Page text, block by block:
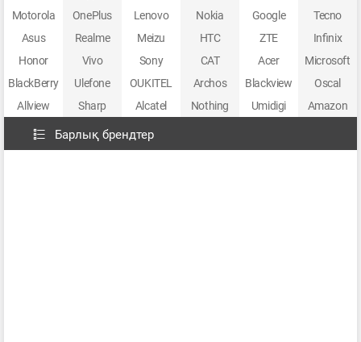
Motorola
OnePlus Lenovo Nokia Google
Tecno
Asus
Realme Meizu HTC ZTE
Infinix
Honor
Vivo Sony CAT Acer
Microsoft
BlackBerry
Ulefone OUKITEL Archos Blackview
Oscal
Allview
Sharp Alcatel Nothing Umidigi Amazon
Барлық брендтер